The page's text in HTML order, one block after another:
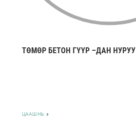
ТӨМӨР БЕТОН ГҮҮР –ДАН НУРУУ
ЦААШ НЬ